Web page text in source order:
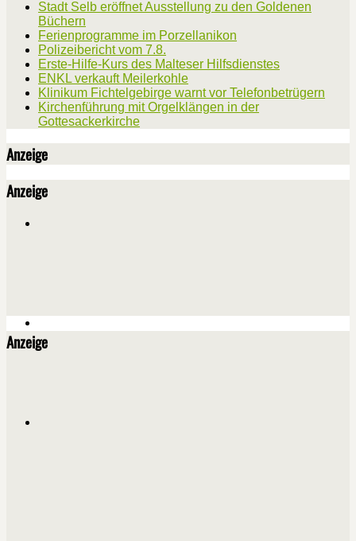
Stadt Selb eröffnet Ausstellung zu den Goldenen
Büchern
Ferienprogramme im Porzellanikon
Polizeibericht vom 7.8.
Erste-Hilfe-Kurs des Malteser Hilfsdienstes
ENKL verkauft Meilerkohle
Klinikum Fichtelgebirge warnt vor Telefonbetrügern
Kirchenführung mit Orgelklängen in der
Gottesackerkirche
Anzeige
Anzeige
Anzeige